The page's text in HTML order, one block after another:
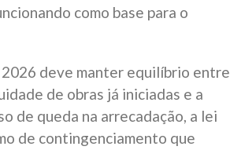
como base para o
deve manter equilíbrio entre
de obras já iniciadas e a
de queda na arrecadação, a lei
de contingenciamento que